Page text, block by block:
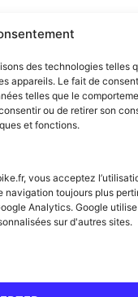
des technologies telles
appareils. Le fait de
telles que le
ou de retirer son
et fonctions.
vous acceptez
navigation toujours plus
Analytics. Google
sur d'autres sites.